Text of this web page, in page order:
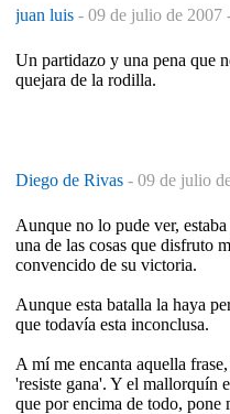
juan luis - 09 de julio de 2007
Un partidazo y una pena que
quejara de la rodilla.
Diego de Rivas - 09 de julio
Aunque no lo pude ver,
una de las cosas que disfruto
convencido de su victoria.
Aunque esta batalla la haya
que todavía esta inconclusa.
A mí me encanta aquella
'resiste gana'. Y el mallorquín
que por encima de todo, pone